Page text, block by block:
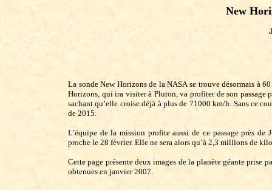
New
La sonde New Horizons de la NASA se trouve désormais à
Horizons, qui ira visiter à Pluton, va profiter de son passage
sachant qu’elle croise déjà à plus de 71000 km/h. Sans ce
de 2015.
L’équipe de la mission profite aussi de ce passage près
proche le 28 février. Elle ne sera alors qu’à 2,3 millions de
Cette page présente deux images de la planète géante prise
obtenues en janvier 2007.